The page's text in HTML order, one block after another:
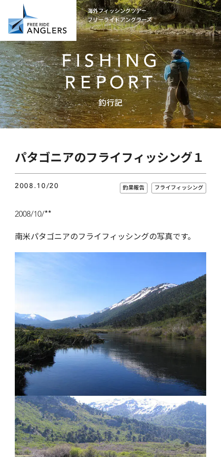
海外フィッシングツアー
フリーライドアングラーズ
FISHING
REPORT
釣行記
パタゴニアのフライフィッシング１
2008.10/20 釣果報告 フライフィッシング
2008/10/**
南米パタゴニアのフライフィッシングの写真です。